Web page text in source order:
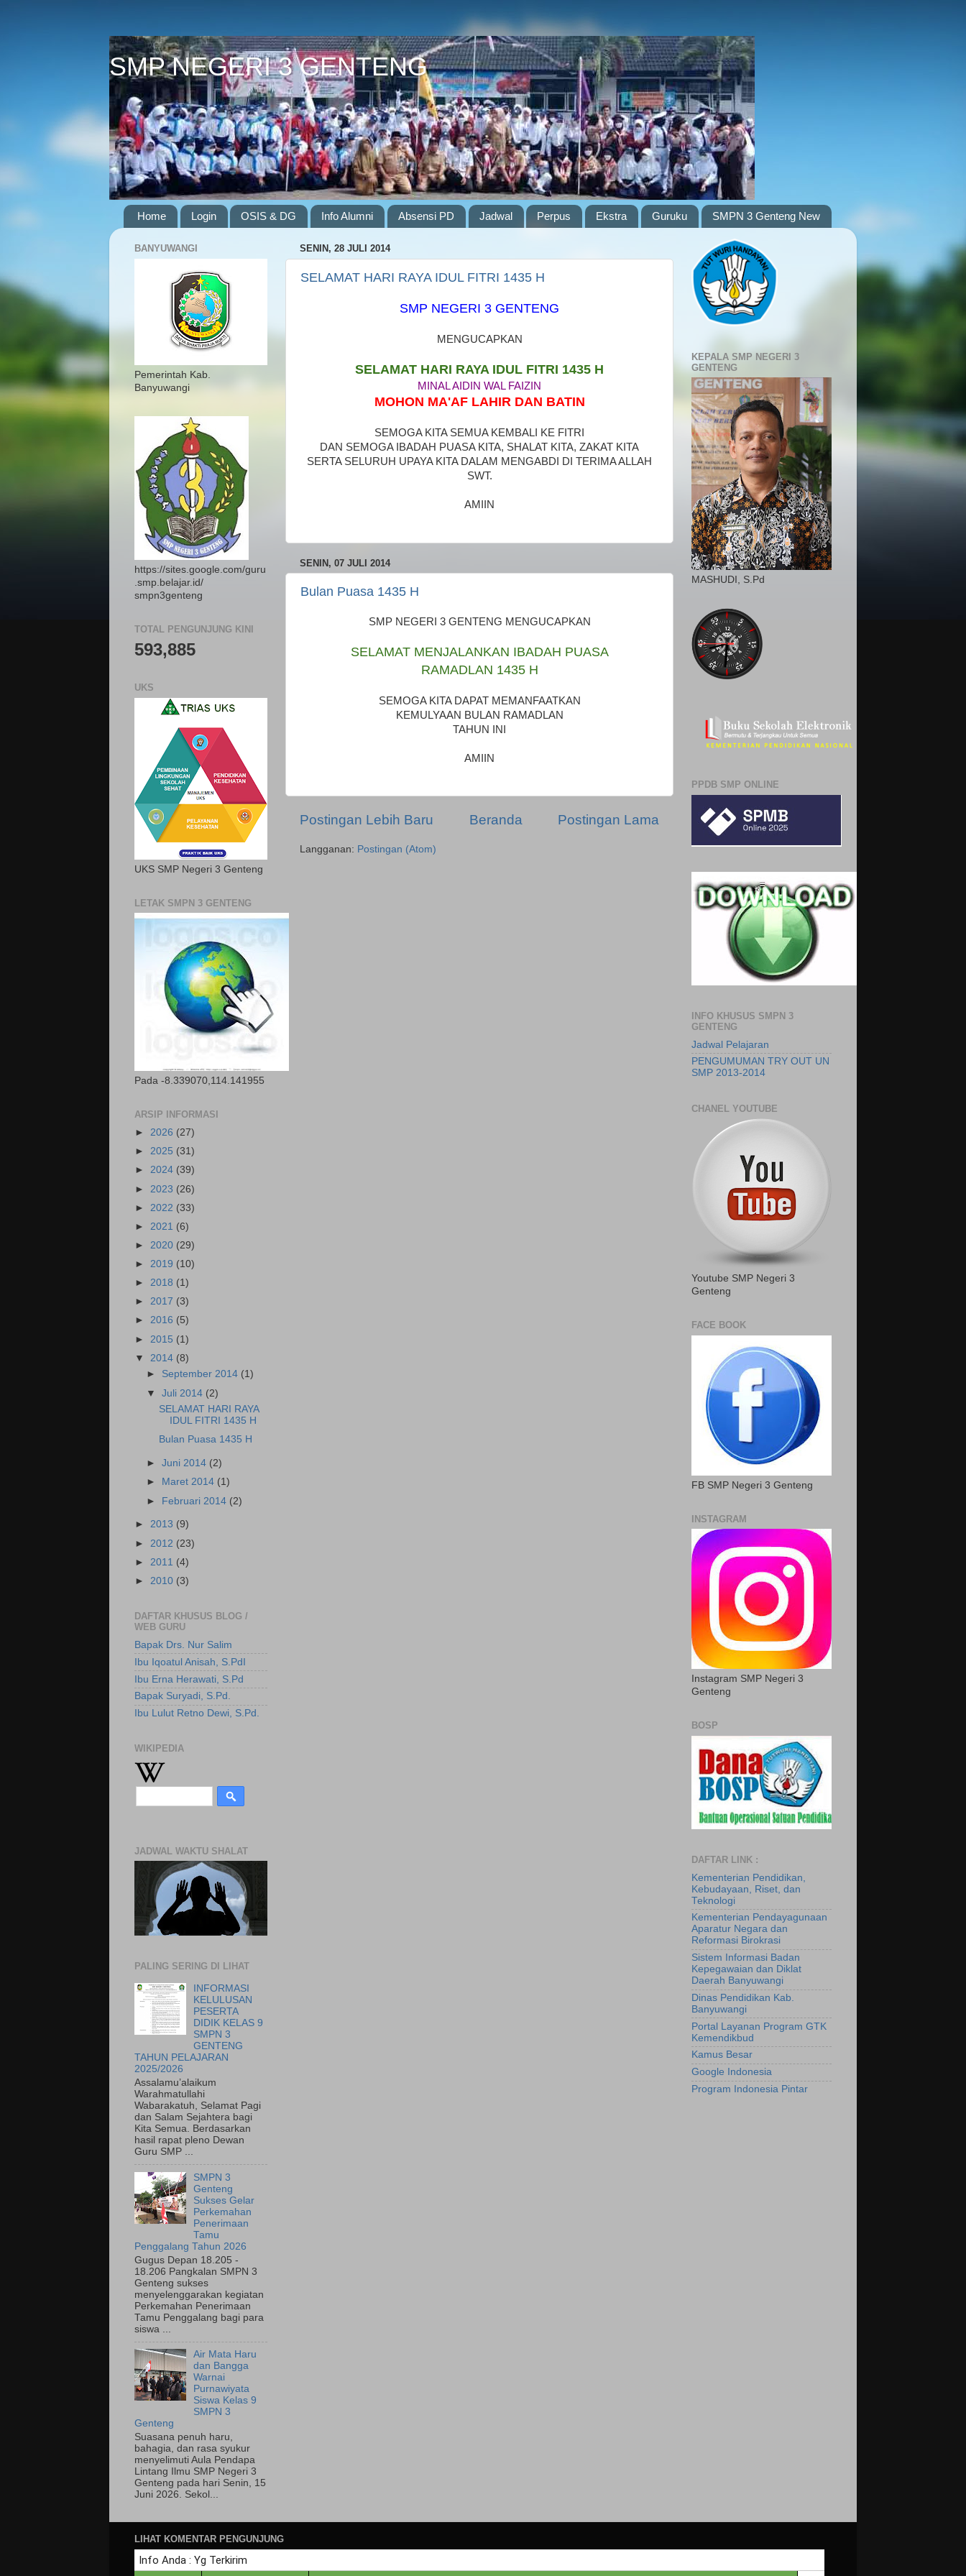
SMP NEGERI 3 GENTENG
Home Login OSIS & DG Info Alumni Absensi PD Jadwal Perpus Ekstra Guruku SMPN 3 Genteng New
SENIN, 28 JULI 2014
SELAMAT HARI RAYA IDUL FITRI 1435 H
SMP NEGERI 3 GENTENG
MENGUCAPKAN
SELAMAT HARI RAYA IDUL FITRI 1435 H
MINAL AIDIN WAL FAIZIN
MOHON MA'AF LAHIR DAN BATIN
SEMOGA KITA SEMUA KEMBALI KE FITRI
DAN SEMOGA IBADAH PUASA KITA, SHALAT KITA, ZAKAT KITA
SERTA SELURUH UPAYA KITA DALAM MENGABDI DI TERIMA ALLAH
SWT.
AMIIN
SENIN, 07 JULI 2014
Bulan Puasa 1435 H
SMP NEGERI 3 GENTENG MENGUCAPKAN
SELAMAT MENJALANKAN IBADAH PUASA
RAMADLAN 1435 H
SEMOGA KITA DAPAT MEMANFAATKAN
KEMULYAAN BULAN RAMADLAN
TAHUN INI
AMIIN
Postingan Lebih Baru Postingan Lama
Beranda
Langganan: Postingan (Atom)
BANYUWANGI
Pemerintah Kab.
Banyuwangi
https://sites.google.com/guru
.smp.belajar.id/
smpn3genteng
TOTAL PENGUNJUNG KINI
593,885
UKS
UKS SMP Negeri 3 Genteng
LETAK SMPN 3 GENTENG
Pada -8.339070,114.141955
ARSIP INFORMASI
► 2026 (27)
► 2025 (31)
► 2024 (39)
► 2023 (26)
► 2022 (33)
► 2021 (6)
► 2020 (29)
► 2019 (10)
► 2018 (1)
► 2017 (3)
► 2016 (5)
► 2015 (1)
▼ 2014 (8)
► September 2014 (1)
▼Juli 2014 (2)
SELAMAT HARI RAYA
IDUL FITRI 1435 H
Bulan Puasa 1435 H
►Juni 2014 (2)
►
Maret 2014 (1)
► Februari 2014 (2)
► 2013 (9)
► 2012 (23)
► 2011 (4)
► 2010 (3)
DAFTAR KHUSUS BLOG /
WEB GURU
Bapak Drs. Nur Salim
Ibu Iqoatul Anisah, S.PdI
Ibu Erna Herawati, S.Pd
Bapak Suryadi, S.Pd.
Ibu Lulut Retno Dewi, S.Pd.
WIKIPEDIA
JADWAL WAKTU SHALAT
PALING SERING DI LIHAT
INFORMASI
KELULUSAN
PESERTA
DIDIK KELAS 9
SMPN 3
GENTENG
TAHUN PELAJARAN
2025/2026
Assalamu’alaikum
Warahmatullahi
Wabarakatuh, Selamat Pagi
dan Salam Sejahtera bagi
Kita Semua. Berdasarkan
hasil rapat pleno Dewan
Guru SMP ...
SMPN 3
Genteng
Sukses Gelar
Perkemahan
Penerimaan
Tamu
Penggalang Tahun 2026
Gugus Depan 18.205 -
18.206 Pangkalan SMPN 3
Genteng sukses
menyelenggarakan kegiatan
Perkemahan Penerimaan
Tamu Penggalang bagi para
siswa ...
Air Mata Haru
dan Bangga
Warnai
Purnawiyata
Siswa Kelas 9
SMPN 3
Genteng
Suasana penuh haru,
bahagia, dan rasa syukur
menyelimuti Aula Pendapa
Lintang Ilmu SMP Negeri 3
Genteng pada hari Senin, 15
Juni 2026. Sekol...
KEPALA SMP NEGERI 3
GENTENG
MASHUDI, S.Pd
PPDB SMP ONLINE
INFO KHUSUS SMPN 3
GENTENG
Jadwal Pelajaran
PENGUMUMAN TRY OUT UN
SMP 2013-2014
CHANEL YOUTUBE
Youtube SMP Negeri 3
Genteng
FACE BOOK
FB SMP Negeri 3 Genteng
INSTAGRAM
Instagram SMP Negeri 3
Genteng
BOSP
DAFTAR LINK :
Kementerian Pendidikan,
Kebudayaan, Riset, dan
Teknologi
Kementerian Pendayagunaan
Aparatur Negara dan
Reformasi Birokrasi
Sistem Informasi Badan
Kepegawaian dan Diklat
Daerah Banyuwangi
Dinas Pendidikan Kab.
Banyuwangi
Portal Layanan Program GTK
Kemendikbud
Kamus Besar
Google Indonesia
Program Indonesia Pintar
LIHAT KOMENTAR PENGUNJUNG